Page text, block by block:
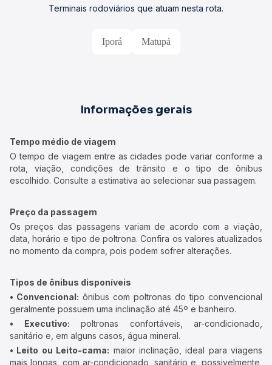
Terminais rodoviários que atuam nesta rota.
Iporá Matupá
Informações gerais
Tempo médio de viagem
O tempo de viagem entre as cidades pode variar conforme a
rota, viação, condições de trânsito e o tipo de ônibus
escolhido. Consulte a estimativa ao selecionar sua passagem.
Preço da passagem
Os preços das passagens variam de acordo com a viação,
data, horário e tipo de poltrona. Confira os valores atualizados
no momento da compra, pois podem sofrer alterações.
Tipos de ônibus disponíveis
• Convencional: ônibus com poltronas do tipo convencional
geralmente possuem uma inclinação até 45º e banheiro.
• Executivo: poltronas confortáveis, ar-condicionado,
sanitário e, em alguns casos, água mineral.
• Leito ou Leito-cama: maior inclinação, ideal para viagens
mais longas, com ar-condicionado, sanitário e, possivelmente,